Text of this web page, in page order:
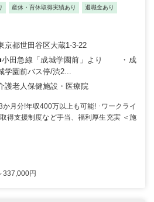
産休・育休取得実績あり 退職金あり
京都世田谷区大蔵1-3-22
小田急線「成城学園前」より ・成
学園前バス停/渋2...
護老人保健施設・医療院
か月分!年収400万以上も可能! ･ワークライ
得支援制度など手当、福利厚生充実 ＜施
337,000円